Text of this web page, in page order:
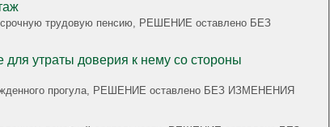
трудовую пенсию, РЕШЕНИЕ оставлено БЕЗ
прогула, РЕШЕНИЕ оставлено БЕЗ ИЗМЕНЕНИЯ